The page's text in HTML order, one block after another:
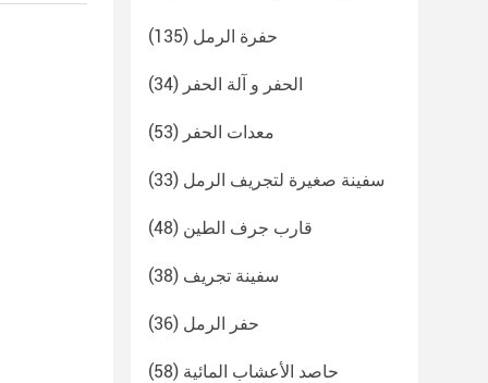
حفرة الرمل (135)
الحفر و آلة الحفر (34)
معدات الحفر (53)
سفينة صغيرة لتجريف الرمل (33)
قارب جرف الطين (48)
سفينة تجريف (38)
حفر الرمل (36)
حاصد الأعشاب المائية (58)